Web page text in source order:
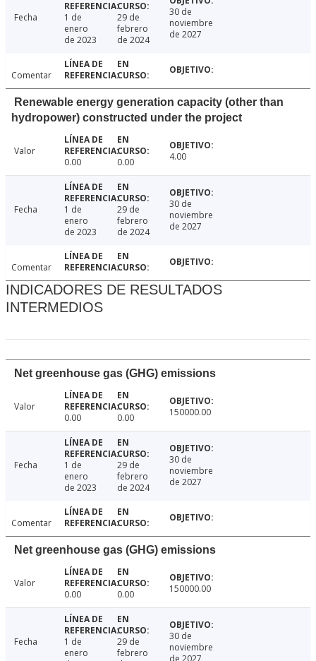
Fecha
1 de
enero
de 2023
29 de
febrero
de 2024
30 de
noviembre
de 2027
Comentar
Renewable energy generation capacity (other than
hydropower) constructed under the project
Valor
0.00
0.00 4.00
Fecha
1 de
enero
de 2023
29 de
febrero
de 2024
30 de
noviembre
de 2027
Comentar
INDICADORES DE RESULTADOS
INTERMEDIOS
Net greenhouse gas (GHG) emissions
Valor
0.00
0.00 150000.00
Fecha
1 de
enero
de 2023
29 de
febrero
de 2024
30 de
noviembre
de 2027
Comentar
Net greenhouse gas (GHG) emissions
Valor
0.00
0.00 150000.00
Fecha
1 de
enero
29 de
febrero
30 de
noviembre